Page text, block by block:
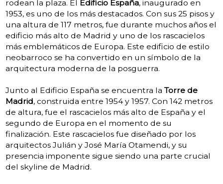
rodean la plaza. El Edificio España, inaugurado en
1953, es uno de los más destacados. Con sus 25 pisos y
una altura de 117 metros, fue durante muchos años el
edificio más alto de Madrid y uno de los rascacielos
más emblemáticos de Europa. Este edificio de estilo
neobarroco se ha convertido en un símbolo de la
arquitectura moderna de la posguerra.
Junto al Edificio España se encuentra la Torre de
Madrid, construida entre 1954 y 1957. Con 142 metros
de altura, fue el rascacielos más alto de España y el
segundo de Europa en el momento de su
finalización. Este rascacielos fue diseñado por los
arquitectos Julián y José María Otamendi, y su
presencia imponente sigue siendo una parte crucial
del skyline de Madrid.